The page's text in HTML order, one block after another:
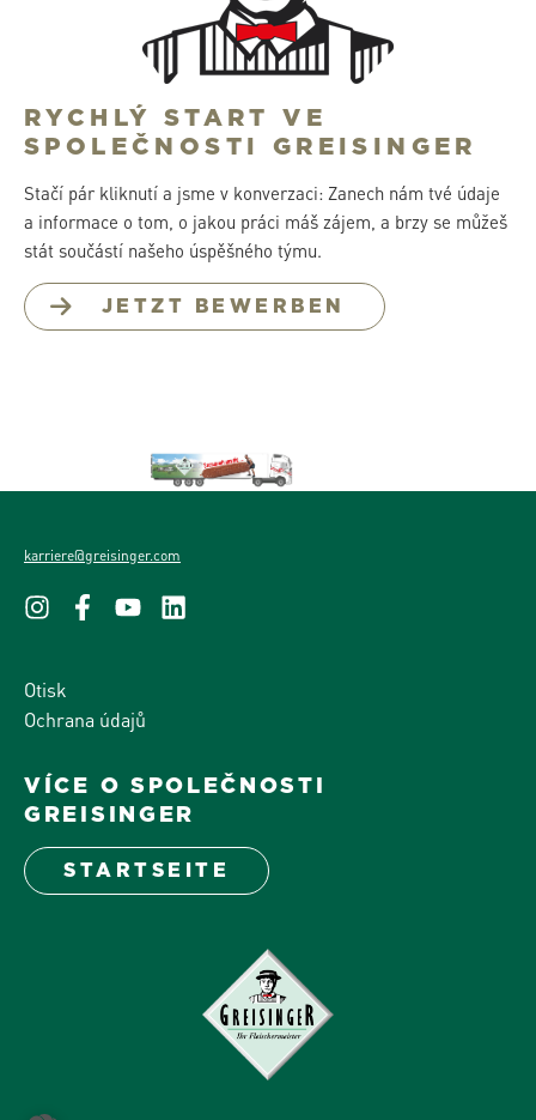
RYCHLÝ START VE
SPOLEČNOSTI GREISINGER
Stačí pár kliknutí a jsme v konverzaci: Zanech nám tvé údaje
a informace o tom, o jakou práci máš zájem, a brzy se můžeš
stát součástí našeho úspěšného týmu.
JETZT BEWERBEN
karriere@greisinger.com
Otisk
Ochrana údajů
VÍCE O SPOLEČNOSTI
GREISINGER
STARTSEITE